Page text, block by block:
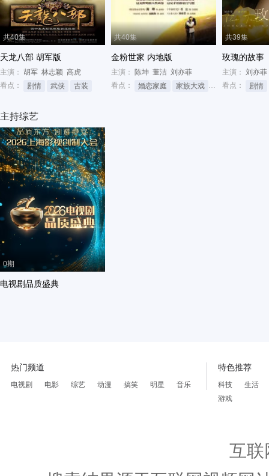
共40集
天龙八部 胡军版
主演： 胡军 林志颖 高虎
看点：
剧情 武侠 古装
共40集
金粉世家 内地版
主演： 陈坤 董洁 刘亦菲
看点：
婚恋家庭 家族大戏 家族
共39集
玫瑰的故事
主演： 刘亦菲
看点：
剧情
主持综艺
0期
电视剧品质盛典
热门频道
电视剧 电影 综艺 动漫 搞笑 明星 音乐
特色推荐
科技
生活
游戏
互联